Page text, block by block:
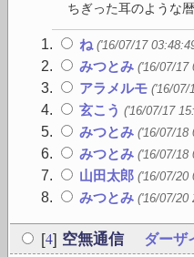
ちぎった耳のような
ね ('16/07/17
みつとみ ('16/07/17
アラメルモ ('16/07/
玄こう ('16/07/17
みつとみ ('16/07/18
みつとみ ('16/07/18
山田太郎 ('16/07/20
みつとみ ('16/07/20
[4] 空無通信 ダーザ